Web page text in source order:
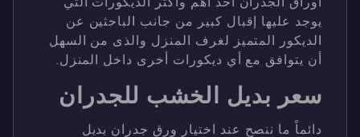
يوجد عليها إقبال كبير من جانب الباحثين عن
الديكور المتميز لغرف المنزل والذى من السهل
أن يتوافق مع أي ديكورات أخرى داخل المنزل.
سعر بديل الخشب للجدران
دائماً ما ننصح عند اختيار ورق جدران بديل